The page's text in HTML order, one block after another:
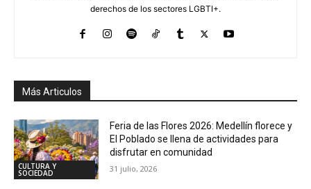
derechos de los sectores LGBTI+.
Más Articulos
CULTURA Y
SOCIEDAD
Feria de las Flores 2026: Medellín florece y
El Poblado se llena de actividades para
disfrutar en comunidad
31 julio, 2026